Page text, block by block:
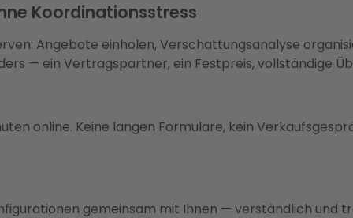
Koordinationsstress
Angebote einholen, Verschattungsanalyse
— ein Vertragspartner, ein Festpreis, vollständige
online. Keine langen Formulare, kein
gemeinsam mit Ihnen — verständlich und